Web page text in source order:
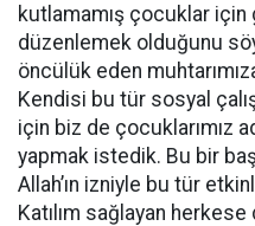
kutlamamış çocuklar
düzenlemek olduğunu
öncülük eden
Kendisi bu tür sosyal
için biz de çocuklarımız
yapmak istedik. Bu bir
Allah’ın izniyle bu tür
Katılım sağlayan